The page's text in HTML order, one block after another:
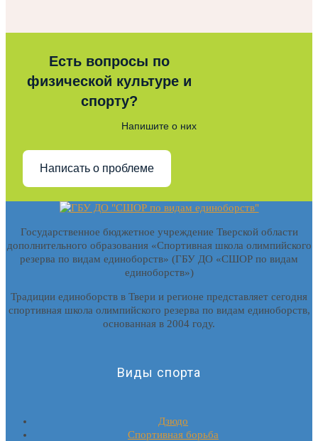
Есть вопросы по
физической культуре и
спорту?
Напишите о них
Написать о проблеме
Государственное бюджетное учреждение Тверской области
дополнительного образования «Спортивная школа олимпийского
резерва по видам единоборств» (ГБУ ДО «СШОР по видам
единоборств»)
Традиции единоборств в Твери и регионе представляет сегодня
спортивная школа олимпийского резерва по видам единоборств,
основанная в 2004 году.
Виды спорта
Дзюдо
Спортивная борьба